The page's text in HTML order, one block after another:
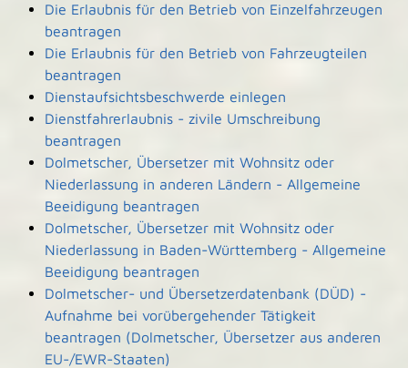
Die Erlaubnis für den Betrieb von Einzelfahrzeugen
beantragen
Die Erlaubnis für den Betrieb von Fahrzeugteilen
beantragen
Dienstaufsichtsbeschwerde einlegen
Dienstfahrerlaubnis - zivile Umschreibung
beantragen
Dolmetscher, Übersetzer mit Wohnsitz oder
Niederlassung in anderen Ländern - Allgemeine
Beeidigung beantragen
Dolmetscher, Übersetzer mit Wohnsitz oder
Niederlassung in Baden-Württemberg - Allgemeine
Beeidigung beantragen
Dolmetscher- und Übersetzerdatenbank (DÜD) -
Aufnahme bei vorübergehender Tätigkeit
beantragen (Dolmetscher, Übersetzer aus anderen
EU-/EWR-Staaten)